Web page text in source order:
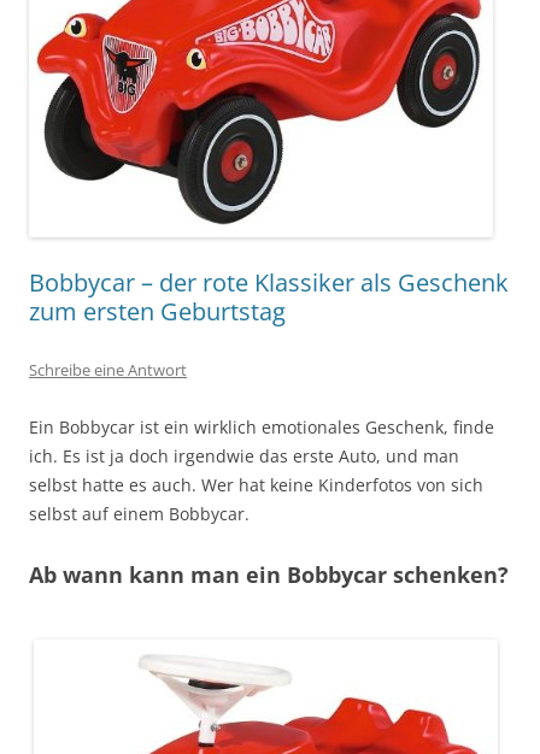
Bobbycar – der rote Klassiker als Geschenk
zum ersten Geburtstag
Schreibe eine Antwort
Ein Bobbycar ist ein wirklich emotionales Geschenk, finde
ich. Es ist ja doch irgendwie das erste Auto, und man
selbst hatte es auch. Wer hat keine Kinderfotos von sich
selbst auf einem Bobbycar.
Ab wann kann man ein Bobbycar schenken?